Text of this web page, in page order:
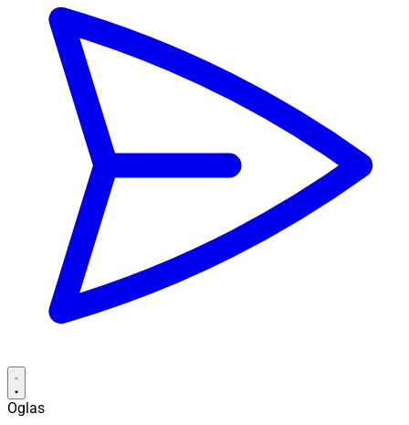
Oglas